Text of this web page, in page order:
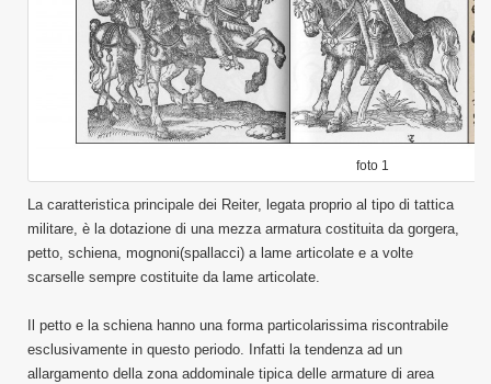
foto 1
La caratteristica principale dei Reiter, legata proprio al tipo di tattica
militare, è la dotazione di una mezza armatura costituita da gorgera,
petto, schiena, mognoni(spallacci) a lame articolate e a volte
scarselle sempre costituite da lame articolate.
Il petto e la schiena hanno una forma particolarissima riscontrabile
esclusivamente in questo periodo. Infatti la tendenza ad un
allargamento della zona addominale tipica delle armature di area